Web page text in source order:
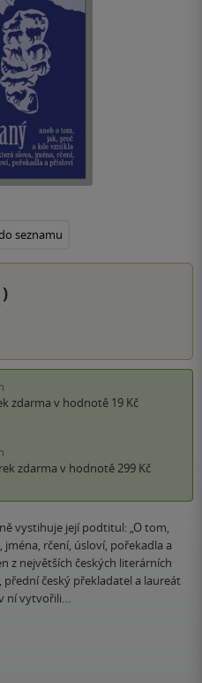
seznamu
)
zdarma v hodnotě 19 Kč
zdarma v hodnotě 299 Kč
vystihuje její podtitul: „O tom,
rčení, úsloví, pořekadla a
z největších českých literárních
český překladatel a laureát
ní vytvořili…